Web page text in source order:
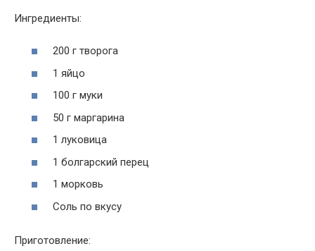
Ингредиенты:
200 г творога
1 яйцо
100 г муки
50 г маргарина
1 луковица
1 болгарский перец
1 морковь
Соль по вкусу
Приготовление: